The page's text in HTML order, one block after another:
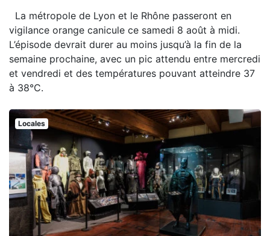
La métropole de Lyon et le Rhône passeront en
vigilance orange canicule ce samedi 8 août à midi.
L’épisode devrait durer au moins jusqu’à la fin de la
semaine prochaine, avec un pic attendu entre mercredi
et vendredi et des températures pouvant atteindre 37
à 38°C.
Locales